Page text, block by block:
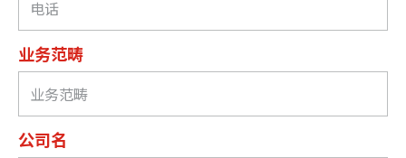
业务范畴
公司名